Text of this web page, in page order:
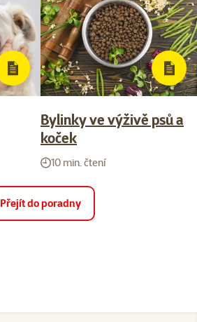
Bylinky ve výživě psů a
koček
10 min. čtení
Přejít do poradny